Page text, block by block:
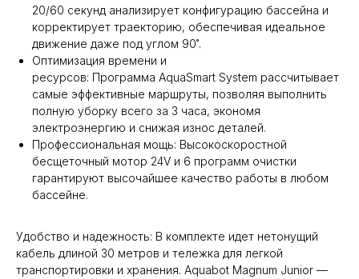
20/60 секунд анализирует конфигурацию бассейна и
корректирует траекторию, обеспечивая идеальное
движение даже под углом 90˚.
Оптимизация времени и
ресурсов: Программа AquaSmart System рассчитывает
самые эффективные маршруты, позволяя выполнить
полную уборку всего за 3 часа, экономя
электроэнергию и снижая износ деталей.
Профессиональная мощь: Высокоскоростной
бесщеточный мотор 24V и 6 программ очистки
гарантируют высочайшее качество работы в любом
бассейне.
Удобство и надежность: В комплекте идет нетонущий
кабель длиной 30 метров и тележка для легкой
транспортировки и хранения. Aquabot Magnum Junior —